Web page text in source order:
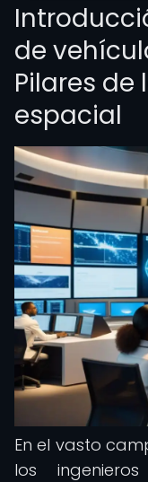
de
Pilares de
espacial
En el vasto
los